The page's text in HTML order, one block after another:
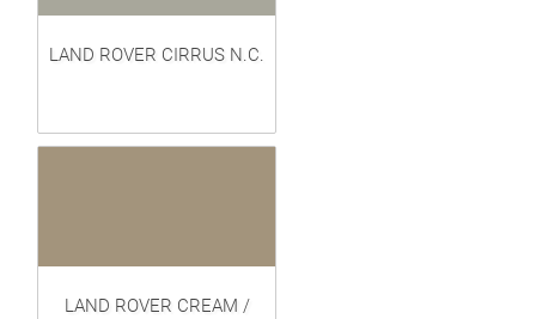
LAND ROVER CIRRUS N.C.
LAND ROVER CREAM /